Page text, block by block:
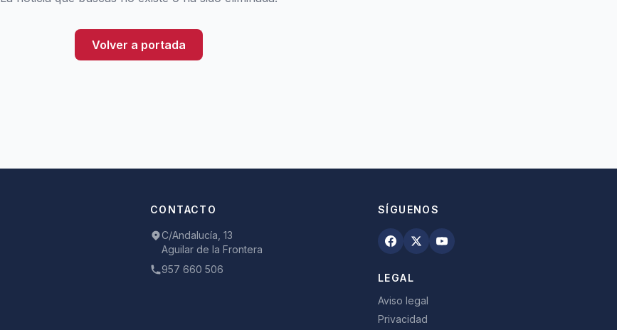
Volver a portada
CONTACTO
C/Andalucía, 13
Aguilar de la Frontera
957 660 506
SÍGUENOS
LEGAL
Aviso legal
Privacidad